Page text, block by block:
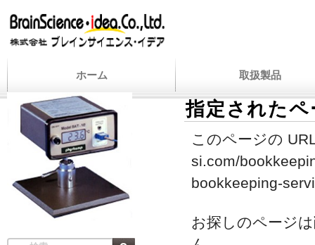
ホーム 取扱製品
指定された
このページの
si.com/
bookkeeping-
お探しのページ